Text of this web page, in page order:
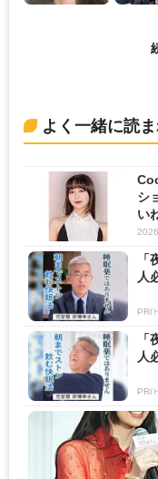
よく一緒に読
シ
い
人
PR(
人
PR(